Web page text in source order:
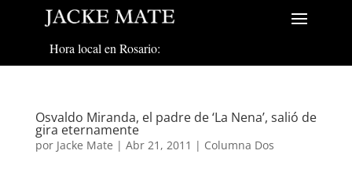
Hora local en Rosario:
Osvaldo Miranda, el padre de ‘La Nena’, salió de
gira eternamente
por Jacke Mate | Abr 21, 2011 | Columna Dos